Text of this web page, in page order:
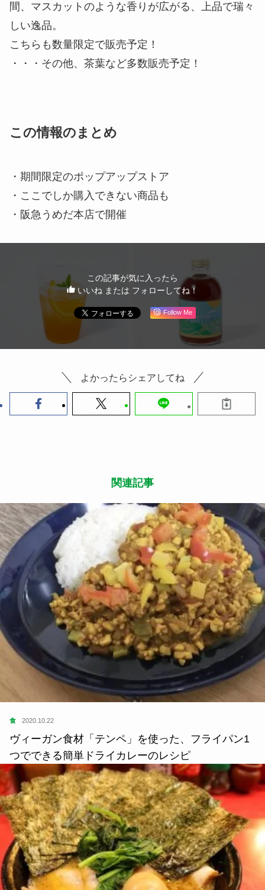
間、マスカットのような香りが広がる、上品で瑞々
しい逸品。
こちらも数量限定で販売予定！
・・・その他、茶葉など多数販売予定！
この情報のまとめ
・期間限定のポップアップストア
・ここでしか購入できない商品も
・阪急うめだ本店で開催
この記事が気に入ったら
いいね または フォローしてね！
Follow Me
よかったらシェアしてね
関連記事
食 2020.10.22
ヴィーガン食材「テンペ」を使った、フライパン1
つでできる簡単ドライカレーのレシピ